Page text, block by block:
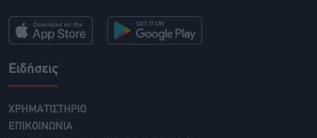
Ειδήσεις
ΧΡΗΜΑΤΙΣΤΗΡΙΟ
ΕΠΙΚΟΙΝΩΝΙΑ